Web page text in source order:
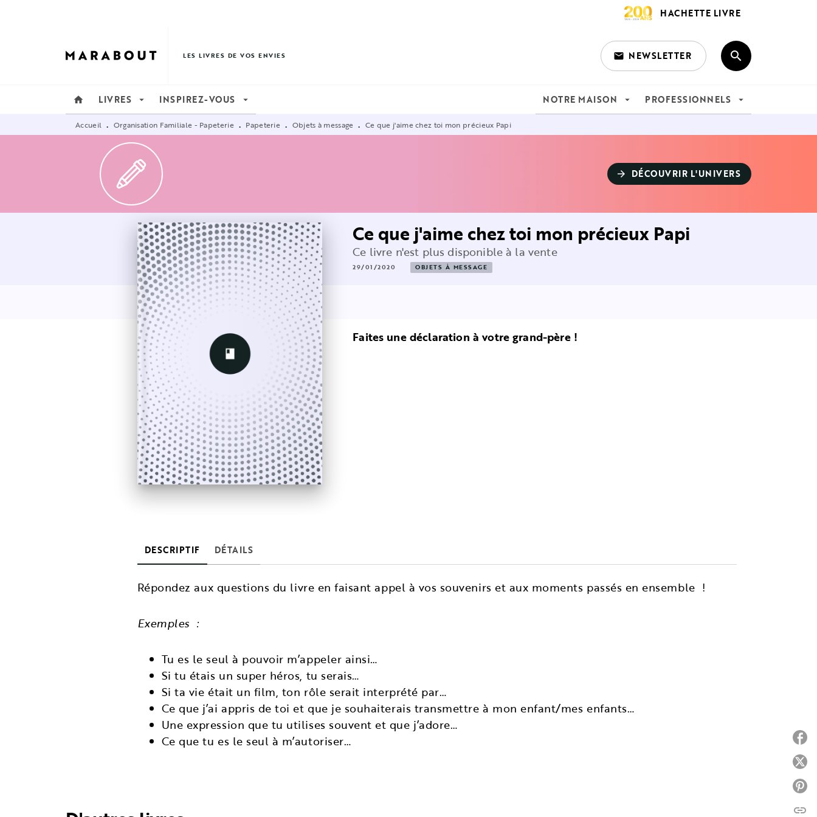
HACHETTE LIVRE
LES LIVRES DE VOS ENVIES email NEWSLETTER search
home LIVRES arrow_drop_down INSPIREZ-VOUS arrow_drop_down NOTRE MAISON arrow_drop_down PROFESSIONNELS arrow_drop_down
Accueil • Organisation Familiale - Papeterie • Papeterie • Objets à message • Ce que j'aime chez toi mon précieux Papi
arrow_forward DÉCOUVRIR L'UNIVERS
Ce que j'aime chez toi mon précieux Papi
Ce livre n'est plus disponible à la vente
29/01/2020 OBJETS À MESSAGE
Faites une déclaration à votre grand-père !
DESCRIPTIF DÉTAILS
Répondez aux questions du livre en faisant appel à vos souvenirs et aux moments passés en ensemble !
Exemples :
Tu es le seul à pouvoir m’appeler ainsi…
Si tu étais un super héros, tu serais…
Si ta vie était un film, ton rôle serait interprété par…
Ce que j’ai appris de toi et que je souhaiterais transmettre à mon enfant/mes enfants…
Une expression que tu utilises souvent et que j’adore…
Ce que tu es le seul à m’autoriser…
link